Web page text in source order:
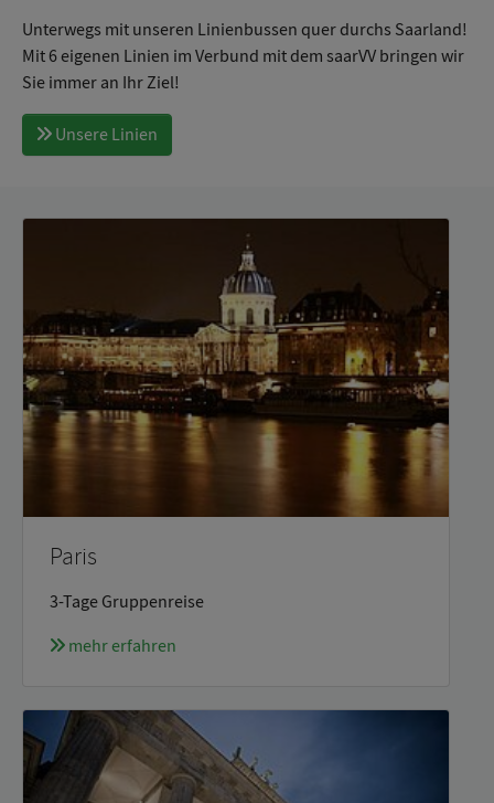
Unterwegs mit unseren Linienbussen quer durchs Saarland!
Mit 6 eigenen Linien im Verbund mit dem saarVV bringen wir
Sie immer an Ihr Ziel!
Unsere Linien
Paris
3-Tage Gruppenreise
mehr erfahren